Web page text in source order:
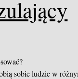
sobie ludzie w